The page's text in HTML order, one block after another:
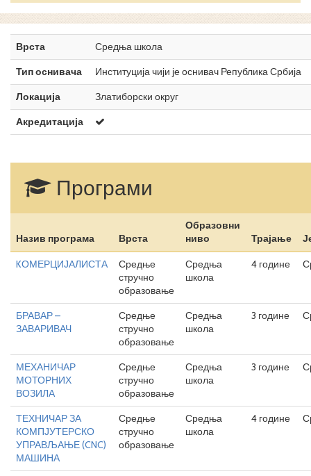
Врста
Средња школа
Тип оснивача
Институција чији је оснивач Република Србија
Локација
Златиборски округ
Акредитација
Програми
Назив програма Врста
Образовни
ниво
Трајање
KОМЕРЦИЈАЛИСТА
Средње
стручно
образовање
Средња
школа
4 године
БРАВАР –
ЗАВАРИВАЧ
Средње
стручно
образовање
Средња
школа
3 године
МЕХАНИЧАР
МОТОРНИХ
ВОЗИЛА
Средње
стручно
образовање
Средња
школа
3 године
ТЕХНИЧАР ЗА
КОМПЈУТЕРСКО
УПРАВЉАЊЕ (CNC)
МАШИНА
Средње
стручно
образовање
Средња
школа
4 године